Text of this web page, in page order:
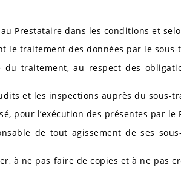
Prestataire dans les conditions et
le traitement des données par le
traitement, au respect des
et les inspections auprès du sous-
pour l’exécution des présentes par
de tout agissement de ses
à ne pas faire de copies et à ne